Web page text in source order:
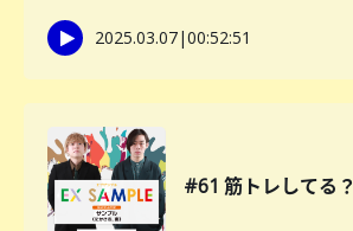
2025.03.07|00:52:51
#61 筋トレしてる？